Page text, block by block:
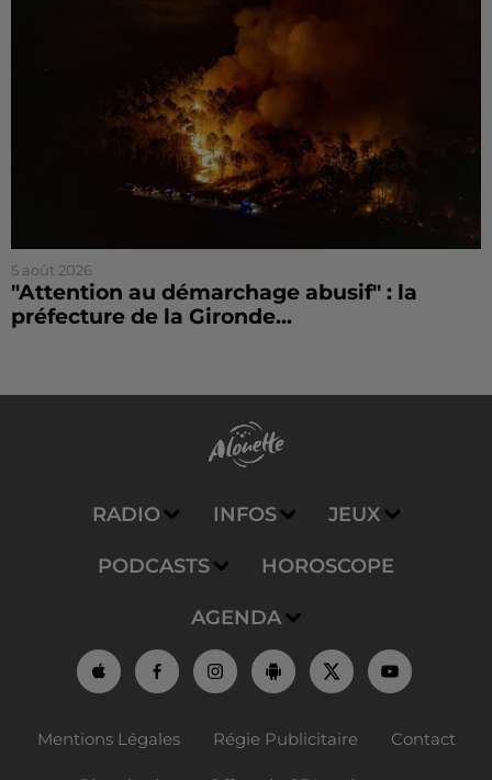
5 août 2026
"Attention au démarchage abusif" : la
préfecture de la Gironde...
RADIO INFOS JEUX
PODCASTS HOROSCOPE
AGENDA
Mentions Légales Régie Publicitaire Contact